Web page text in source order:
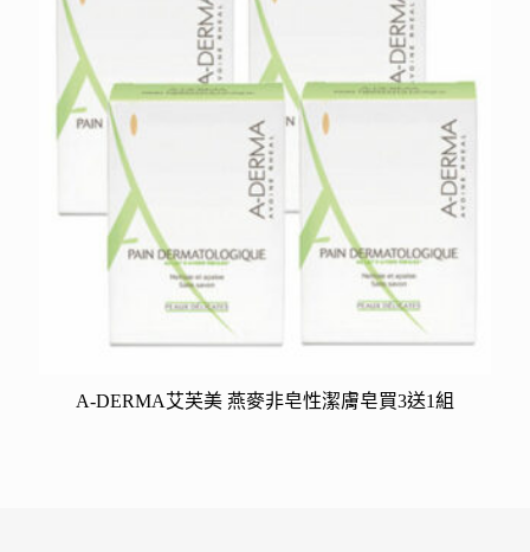
A-DERMA艾芙美 燕麥非皂性潔膚皂買3送1組